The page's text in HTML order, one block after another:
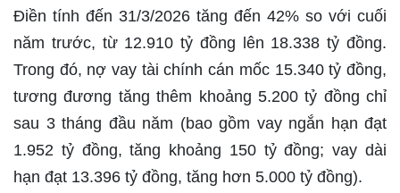
Điền tính đến 31/3/2026 tăng đến 42% so với cuối
năm trước, từ 12.910 tỷ đồng lên 18.338 tỷ đồng.
Trong đó, nợ vay tài chính cán mốc 15.340 tỷ đồng,
tương đương tăng thêm khoảng 5.200 tỷ đồng chỉ
sau 3 tháng đầu năm (bao gồm vay ngắn hạn đạt
1.952 tỷ đồng, tăng khoảng 150 tỷ đồng; vay dài
hạn đạt 13.396 tỷ đồng, tăng hơn 5.000 tỷ đồng).